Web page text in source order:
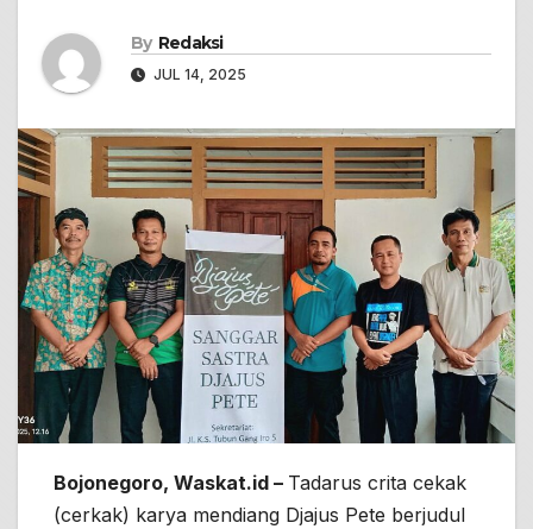
By Redaksi
JUL 14, 2025
Bojonegoro, Waskat.id – Tadarus crita cekak
(cerkak) karya mendiang Djajus Pete berjudul